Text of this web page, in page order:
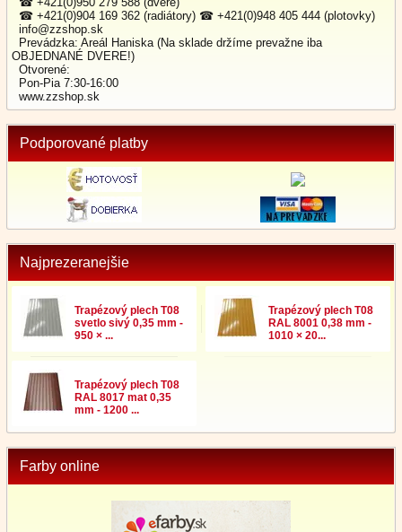
☎ +421(0)904 169 362 (radiátory) ☎ +421(0)948 405 444 (plotovky)
info@zzshop.sk
Prevádzka: Areál Haniska (Na sklade držíme prevažne iba
OBJEDNANÉ DVERE!)
Otvorené:
Pon-Pia 7:30-16:00
www.zzshop.sk
Podporované platby
Najprezeranejšie
Trapézový plech T08
svetlo sivý 0,35 mm -
950 × ...
Trapézový plech T08
RAL 8001 0,38 mm -
1010 × 20...
Trapézový plech T08
RAL 8017 mat 0,35
mm - 1200 ...
Farby online